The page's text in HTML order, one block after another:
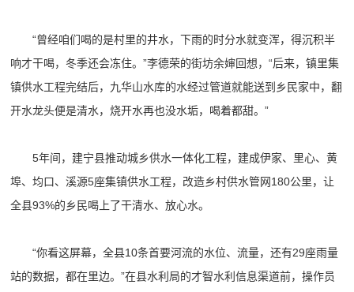
“曾经咱们喝的是村里的井水，下雨的时分水就变浑，得沉积半
响才干喝，冬季还会冻住。”李德荣的街坊余婶回想，“后来，镇里集
镇供水工程完结后，九华山水库的水经过管道就能送到乡民家中，翻
开水龙头便是清水，烧开水再也没水垢，喝着都甜。”
5年间，建宁县推动城乡供水一体化工程，建成伊家、里心、黄
埠、均口、溪源5座集镇供水工程，改造乡村供水管网180公里，让
全县93%的乡民喝上了干清水、放心水。
“你看这屏幕，全县10条首要河流的水位、流量，还有29座雨量
站的数据，都在里边。”在县水利局的才智水利信息渠道前，操作员